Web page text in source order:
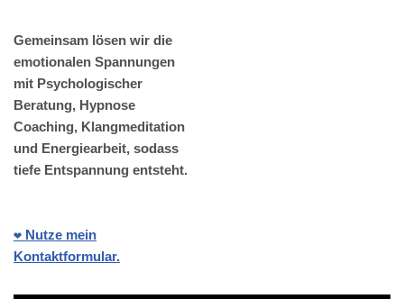
Gemeinsam lösen wir die
emotionalen Spannungen
mit Psychologischer
Beratung, Hypnose
Coaching, Klangmeditation
und Energiearbeit, sodass
tiefe Entspannung entsteht.
❤️ Nutze mein
Kontaktformular.